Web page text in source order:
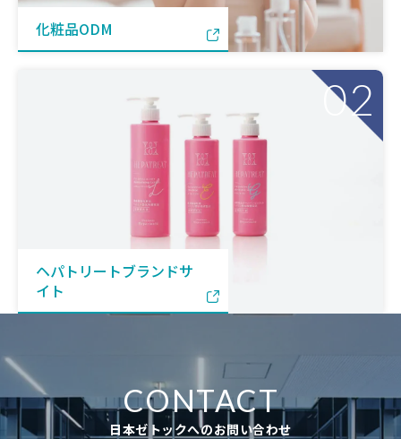
化粧品ODM
02
ヘパトリートブランドサ
イト
CONTACT
日本ゼトックへのお問い合わせ